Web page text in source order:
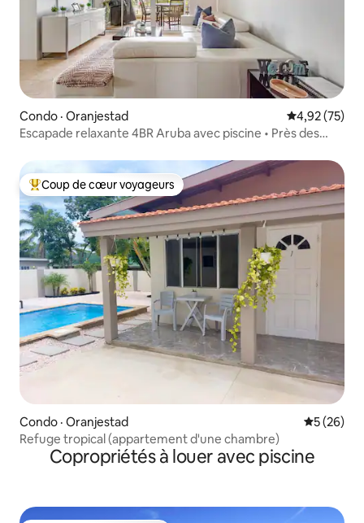
Condo · Oranjestad Note
4,92 (75)
Escapade relaxante 4BR Aruba avec piscine • Près des
Coup de cœur voyageurs parmi les plus aimés
Coup de cœur voyageurs
Condo · Oranjestad Note
5 (26)
Refuge tropical (appartement d'une chambre)
Copropriétés à louer avec piscine